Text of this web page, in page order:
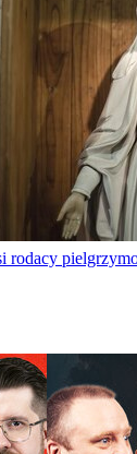
rodacy